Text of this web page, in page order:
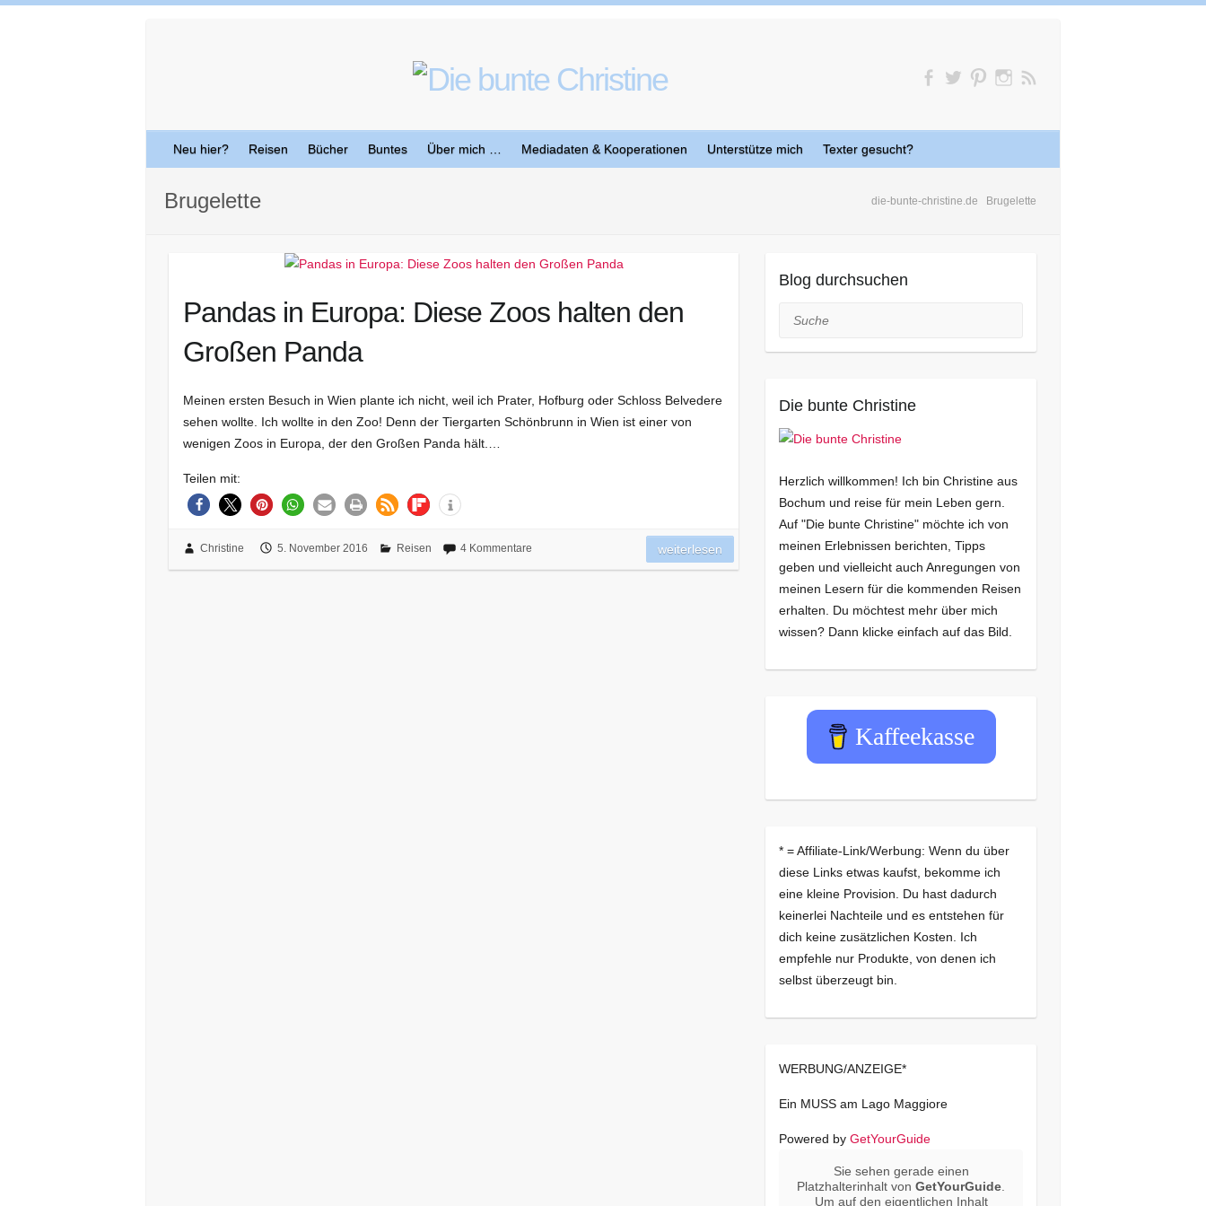
Neu hier? Reisen Bücher Buntes Über mich … Mediadaten & Kooperationen Unterstütze mich Texter gesucht?
die-bunte-christine.de Brugelette
Brugelette
Pandas in Europa: Diese Zoos halten den
Großen Panda
Meinen ersten Besuch in Wien plante ich nicht, weil ich Prater, Hofburg oder Schloss Belvedere
sehen wollte. Ich wollte in den Zoo! Denn der Tiergarten Schönbrunn in Wien ist einer von
wenigen Zoos in Europa, der den Großen Panda hält.…
Teilen mit:
Christine 5. November 2016 Reisen 4 Kommentare weiterlesen
Blog durchsuchen
Suche
Die bunte Christine
Herzlich willkommen! Ich bin Christine aus
Bochum und reise für mein Leben gern.
Auf "Die bunte Christine" möchte ich von
meinen Erlebnissen berichten, Tipps
geben und vielleicht auch Anregungen von
meinen Lesern für die kommenden Reisen
erhalten. Du möchtest mehr über mich
wissen? Dann klicke einfach auf das Bild.
Kaffeekasse
* = Affiliate-Link/Werbung: Wenn du über
diese Links etwas kaufst, bekomme ich
eine kleine Provision. Du hast dadurch
keinerlei Nachteile und es entstehen für
dich keine zusätzlichen Kosten. Ich
empfehle nur Produkte, von denen ich
selbst überzeugt bin.
WERBUNG/ANZEIGE*
Ein MUSS am Lago Maggiore
Powered by GetYourGuide
Sie sehen gerade einen
Platzhalterinhalt vonGetYourGuide
Um auf den eigentlichen Inhalt